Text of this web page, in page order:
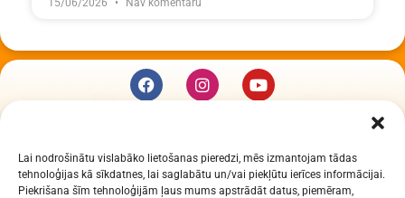
Lai nodrošinātu vislabāko lietošanas pieredzi, mēs izmantojam tādas
tehnoloģijas kā sīkdatnes, lai saglabātu un/vai piekļūtu ierīces informācijai.
Piekrišana šīm tehnoloģijām ļaus mums apstrādāt datus, piemēram,
15/06/2026 Nav komentāru
Daugavpils Zinātņu vidusskola
Raiņa iela 30, Daugavpils, LV-5401